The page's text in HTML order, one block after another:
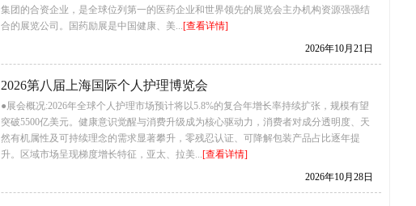
集团的合资企业，是全球位列第一的医药企业和世界领先的展览会主办机构资源强强结
合的展览公司。国药励展是中国健康、美...[查看详情]
2026年10月21日
2026第八届上海国际个人护理博览会
●展会概况:2026年全球个人护理市场预计将以5.8%的复合年增长率持续扩张，规模有望
突破5500亿美元。健康意识觉醒与消费升级成为核心驱动力，消费者对成分透明度、天
然有机属性及可持续理念的需求显著攀升，零残忍认证、可降解包装产品占比逐年提
升。区域市场呈现梯度增长特征，亚太、拉美...[查看详情]
2026年10月28日